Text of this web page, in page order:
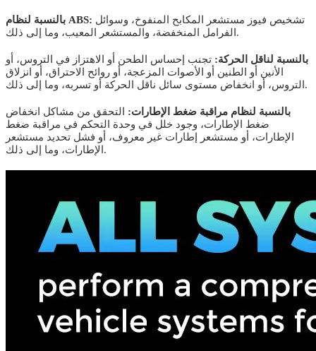
بالنسبة لنظام ABS: تشخيص فيوز مستشعر المكابح المنفوخ، وسوائل
الفرامل المنخفضة، والمستشعر المعيب، وما إلى ذلك.
بالنسبة لناقل الحركة: تجنب إحساس الطحن أو الاهتزاز في التروس، أو
الأنين أو الطنين أو الأصوات المزعجة، أو روائح الاحتراق، أو انزلاق
التروس، أو انخفاض مستوى سائل ناقل الحركة أو تسربه، وما إلى ذلك.
بالنسبة لنظام مراقبة ضغط الإطارات:
التحقق من مشاكل انخفاض
ضغط الإطارات، وجود خلل في وحدة التحكم في مراقبة ضغط
الإطارات، أو مستشعر إطارات غير معروف، أو فشل تحديد مستشعر
الإطارات، وما إلى ذلك.